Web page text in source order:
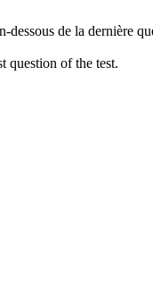
de la dernière
question of the test.